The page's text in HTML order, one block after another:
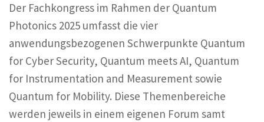
Der Fachkongress im Rahmen der Quantum
Photonics 2025 umfasst die vier
anwendungsbezogenen Schwerpunkte Quantum
for Cyber Security, Quantum meets AI, Quantum
for Instrumentation and Measurement sowie
Quantum for Mobility. Diese Themenbereiche
werden jeweils in einem eigenen Forum samt